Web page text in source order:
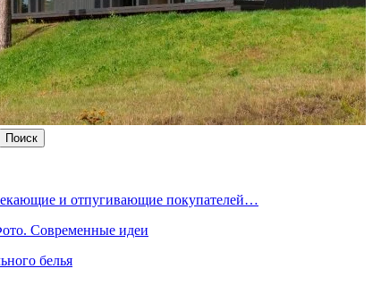
и отпугивающие покупателей…
Современные идеи
белья